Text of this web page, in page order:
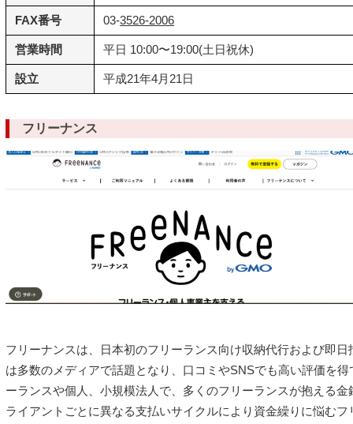
FAX番号 03-3526-2006
営業時間 平日 10:00〜19:00(土日祝休)
設立 平成21年4月21日
フリーナンス
フリーナンスは、日本初のフリーランス向け収納代行および即
は多数のメディアで話題となり、口コミやSNSでも高い評価を
ーランスや個人、小規模法人で、多くのフリーランスが抱える
ライアントごとに異なる支払いサイクルにより資金繰りに悩む